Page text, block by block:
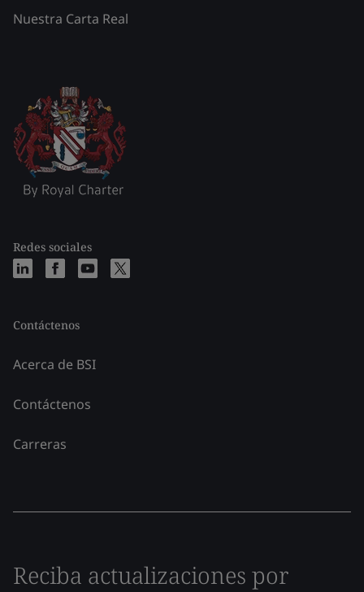
Nuestra Carta Real
Redes sociales
Contáctenos
Acerca de BSI
Contáctenos
Carreras
Reciba actualizaciones por